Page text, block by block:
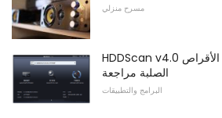
مسرح منزلي
HDDScan v4.0 حرة أداة اختبار محرك الأقراص
الصلبة مراجعة
البرامج والتطبيقات